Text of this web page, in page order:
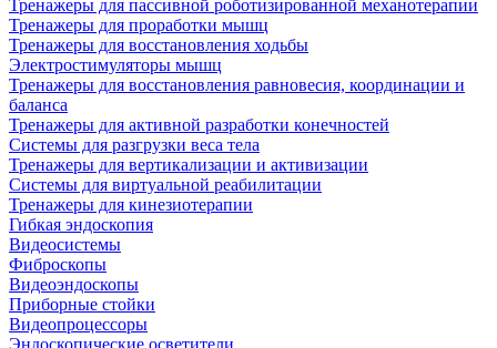
Тренажеры для пассивной роботизированной механотерапии
Тренажеры для проработки мышц
Тренажеры для восстановления ходьбы
Электростимуляторы мышц
Тренажеры для восстановления равновесия, координации и
баланса
Тренажеры для активной разработки конечностей
Системы для разгрузки веса тела
Тренажеры для вертикализации и активизации
Системы для виртуальной реабилитации
Тренажеры для кинезиотерапии
Гибкая эндоскопия
Видеосистемы
Фиброскопы
Видеоэндоскопы
Приборные стойки
Видеопроцессоры
Эндоскопические осветители